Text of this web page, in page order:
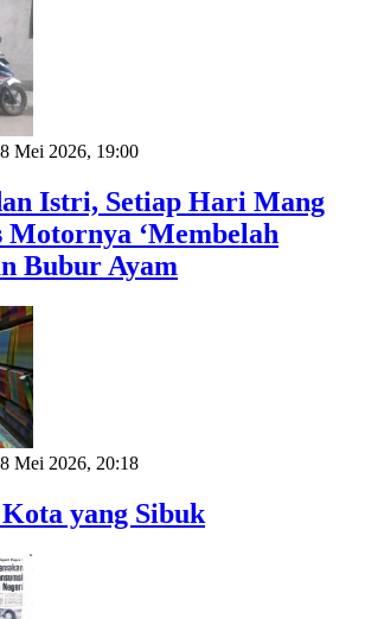
Mei 2026, 19:00
Istri, Setiap Hari Mang
Motornya ‘Membelah
Bubur Ayam
Mei 2026, 20:18
yang Sibuk